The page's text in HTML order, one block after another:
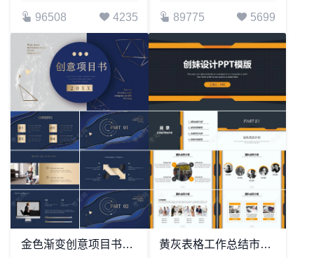
96508 4235 89775 5699
金色渐变创意项目书PPT模板 黄灰表格工作总结市场评估分析